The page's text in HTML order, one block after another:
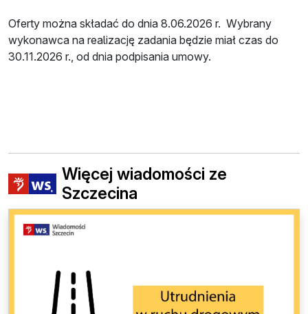
Oferty można składać do dnia 8.06.2026 r. Wybrany
wykonawca na realizację zadania będzie miał czas do
30.11.2026 r., od dnia podpisania umowy.
Więcej wiadomości ze
Szczecina